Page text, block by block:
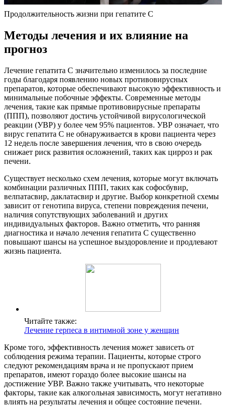
Продолжительность жизни при гепатите С
Методы лечения и их влияние на
прогноз
Лечение гепатита С значительно изменилось за последние
годы благодаря появлению новых противовирусных
препаратов, которые обеспечивают высокую эффективность и
минимальные побочные эффекты. Современные методы
лечения, такие как прямые противовирусные препараты
(ППП), позволяют достичь устойчивой вирусологической
реакции (УВР) у более чем 95% пациентов. УВР означает, что
вирус гепатита С не обнаруживается в крови пациента через
12 недель после завершения лечения, что в свою очередь
снижает риск развития осложнений, таких как цирроз и рак
печени.
Существует несколько схем лечения, которые могут включать
комбинации различных ППП, таких как софосбувир,
велпатасвир, даклатасвир и другие. Выбор конкретной схемы
зависит от генотипа вируса, степени повреждения печени,
наличия сопутствующих заболеваний и других
индивидуальных факторов. Важно отметить, что ранняя
диагностика и начало лечения гепатита С существенно
повышают шансы на успешное выздоровление и продлевают
жизнь пациента.
Читайте также:
Лечение герпеса в интимной зоне у женщин
Кроме того, эффективность лечения может зависеть от
соблюдения режима терапии. Пациенты, которые строго
следуют рекомендациям врача и не пропускают прием
препаратов, имеют гораздо более высокие шансы на
достижение УВР. Важно также учитывать, что некоторые
факторы, такие как алкогольная зависимость, могут негативно
влиять на результаты лечения и общее состояние печени.